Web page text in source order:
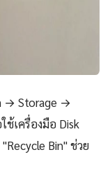
→ Storage →
ช้เครื่องมือ Disk
Bin" ช่วย